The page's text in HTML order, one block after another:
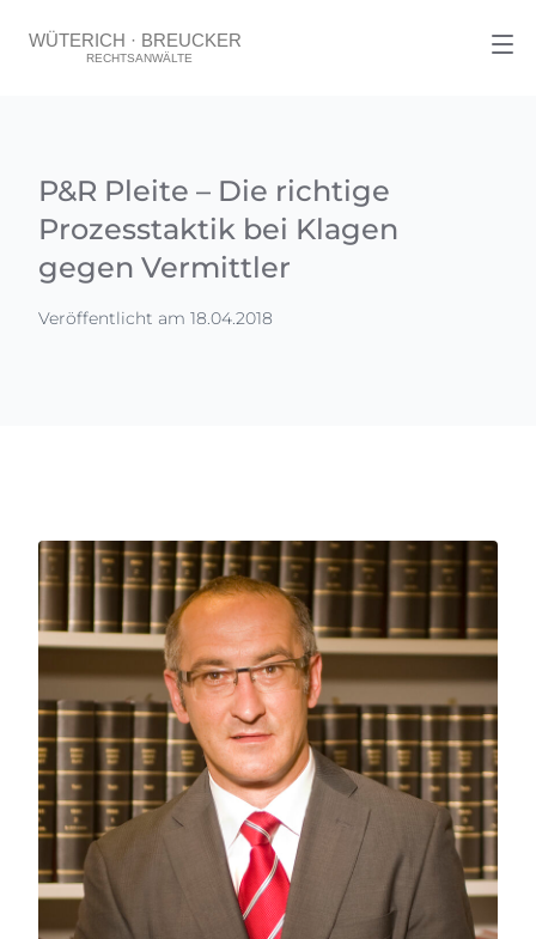
P&R Pleite – Die richtige
Prozesstaktik bei Klagen
gegen Vermittler
Veröffentlicht am 18.04.2018